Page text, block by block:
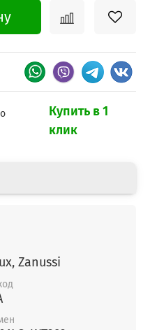
Купить в 1
клик
AEG, Electrolux, Zanussi